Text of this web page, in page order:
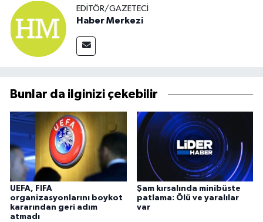
EDITÖR/GAZETECI
Haber Merkezi
Bunlar da ilginizi çekebilir
UEFA, FIFA
organizasyonlarını boykot
kararından geri adım
atmadı
Şam kırsalında minibüste
patlama: Ölü ve yaralılar
var